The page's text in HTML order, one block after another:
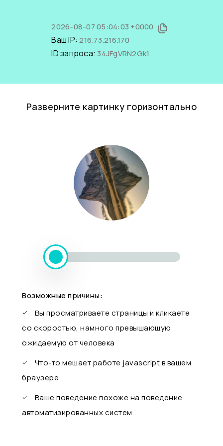
2026-08-07 05:04:03 +0000
Ваш IP:216.73.216.170
ID запроса: 34JFgVRN2Gk1
Разверните картинку горизонтально
Возможные причины:
Вы просматриваете страницы и кликаете
со скоростью, намного превышающую
ожидаемую от человека
Что-то мешает работе javascript в вашем
браузере
Ваше поведение похоже на поведение
автоматизированных систем